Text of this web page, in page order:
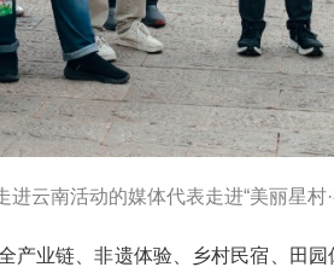
云南活动的媒体代表走进“美丽星村
产业链、非遗体验、乡村民宿、田